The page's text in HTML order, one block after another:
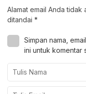
Alamat email Anda tidak
ditandai *
Simpan nama,
ini untuk komentar